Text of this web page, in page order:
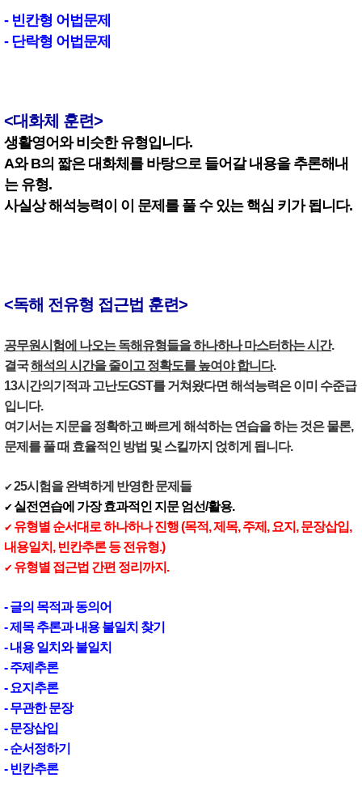
- 빈칸형 어법문제
- 단락형 어법문제
<대화체 훈련>
생활영어와 비슷한 유형입니다.
A와 B의 짧은 대화체를 바탕으로 들어갈 내용을 추론해내
는 유형.
사실상 해석능력이 이 문제를 풀 수 있는 핵심 키가 됩니다.
<독해 전유형 접근법 훈련>
공무원시험에 나오는 독해유형들을 하나하나 마스터하는 시간.
결국해석의 시간을 줄이고 정확도를 높여야 합니다.
13시간의기적과 고난도GST를 거쳐왔다면 해석능력은 이미 수준급
입니다.
여기서는 지문을 정확하고 빠르게 해석하는 연습을 하는 것은 물론,
문제를 풀 때 효율적인 방법 및 스킬까지 얹히게 됩니다.
✔25시험을 완벽하게 반영한 문제들
✔ 실전연습에 가장 효과적인 지문 엄선/활용.
✔ 유형별 순서대로 하나하나 진행 (목적, 제목, 주제, 요지, 문장삽입,
내용일치, 빈칸추론 등 전유형.)
✔ 유형별 접근법 간편 정리까지.
- 글의 목적과 동의어
- 제목 추론과 내용 불일치 찾기
- 내용 일치와 불일치
- 주제추론
- 요지추론
- 무관한 문장
- 문장삽입
- 순서정하기
- 빈칸추론